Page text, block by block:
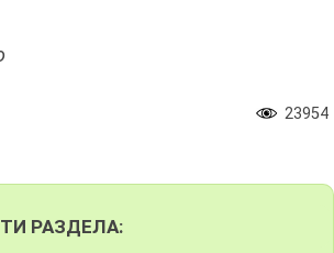
23954
РАЗДЕЛА: